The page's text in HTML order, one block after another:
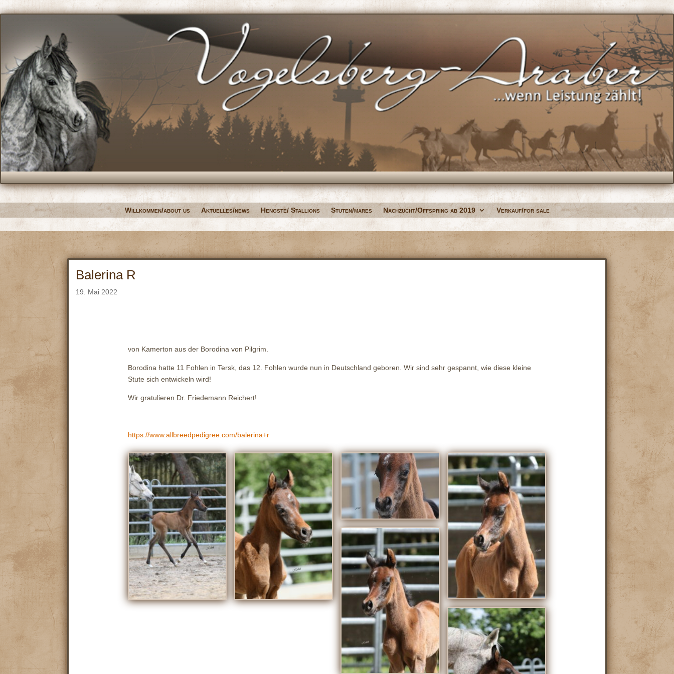
Willkommen/about us Aktuelles/news Hengste/ Stallions Stuten/mares Nachzucht/Offspring ab 2019 Verkauf/for sale
Balerina R
19. Mai 2022
von Kamerton aus der Borodina von Pilgrim.
Borodina hatte 11 Fohlen in Tersk, das 12. Fohlen wurde nun in Deutschland geboren. Wir sind sehr gespannt, wie diese kleine
Stute sich entwickeln wird!
Wir gratulieren Dr. Friedemann Reichert!
https://www.allbreedpedigree.com/balerina+r